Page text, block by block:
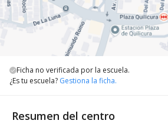
Ficha no verificada por la escuela.
¿Es tu escuela? Gestiona la ficha.
Resumen del centro